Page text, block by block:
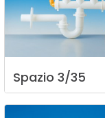
Spazio 3/35